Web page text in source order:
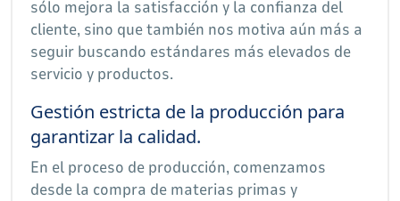
sólo mejora la satisfacción y la confianza del
cliente, sino que también nos motiva aún más a
seguir buscando estándares más elevados de
servicio y productos.
Gestión estricta de la producción para
garantizar la calidad.
En el proceso de producción, comenzamos
desde la compra de materias primas y